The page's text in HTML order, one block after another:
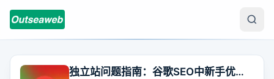
独立站问题指南：谷歌SEO中新手优化